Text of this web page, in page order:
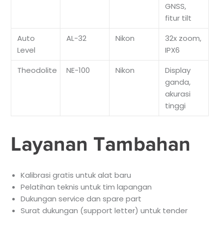
GNSS,
fitur tilt
Auto
Level
AL-32 Nikon
32x zoom,
IPX6
Theodolite
NE-100 Nikon
Display
ganda,
akurasi
tinggi
Layanan Tambahan
Kalibrasi gratis untuk alat baru
Pelatihan teknis untuk tim lapangan
Dukungan service dan spare part
Surat dukungan (support letter) untuk tender